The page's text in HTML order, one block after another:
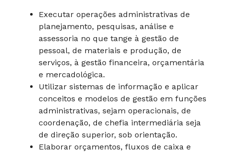
Executar operações administrativas de
planejamento, pesquisas, análise e
assessoria no que tange à gestão de
pessoal, de materiais e produção, de
serviços, à gestão financeira, orçamentária
e mercadológica.
Utilizar sistemas de informação e aplicar
conceitos e modelos de gestão em funções
administrativas, sejam operacionais, de
coordenação, de chefia intermediária seja
de direção superior, sob orientação.
Elaborar orçamentos, fluxos de caixa e